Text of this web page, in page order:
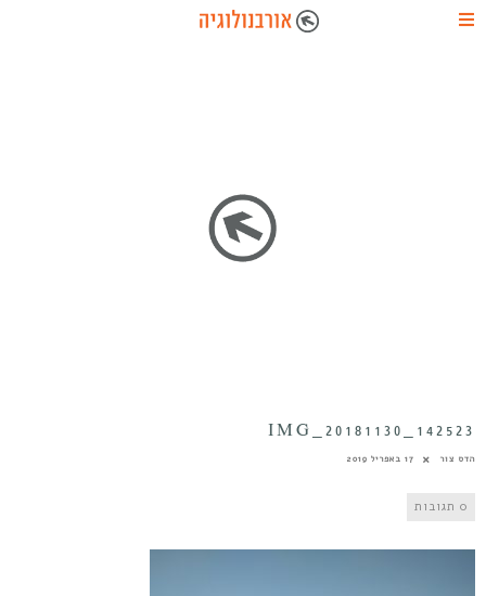
IMG_20181130_142523
הדס צור 17 באפריל 2019
0 תגובות